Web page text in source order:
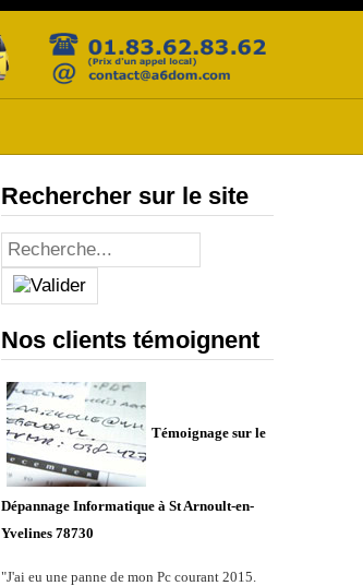
Rechercher sur le site
Nos clients témoignent
Témoignage sur le
Dépannage Informatique à St Arnoult-en-
Yvelines 78730
"J'ai eu une panne de mon Pc courant 2015.